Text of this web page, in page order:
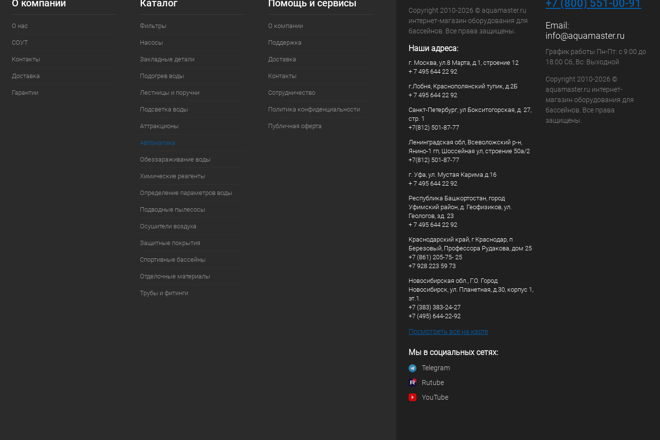
О компании
О нас
СОУТ
Контакты
Доставка
Гарантии
Каталог
Фильтры
Насосы
Закладные детали
Подогрев воды
Лестницы и поручни
Подсветка воды
Аттракционы
Автоматика
Обеззараживание воды
Химические реагенты
Определение параметров воды
Подводные пылесосы
Осушители воздуха
Защитные покрытия
Спортивные бассейны
Отделочные материалы
Трубы и фитинги
Помощь и сервисы
О компании
Поддержка
Доставка
Контакты
Сотрудничество
Политика конфиденциальности
Публичная оферта
Copyright 2010-2026 © aquamaster.ru
интернет-магазин оборудования для
бассейнов. Все права защищены.
Наши адреса:
г. Москва, ул.8 Марта, д.1, строение 12
+ 7 495 644 22 92
г.Лобня, Краснополянский тупик, д.2Б
+ 7 495 644 22 92
Санкт-Петербург, ул Бокситогорская, д. 27,
стр. 1
+7(812) 501-87-77
Ленинградская обл, Всеволожский р-н,
Янино-1 гп, Шоссейная ул, строение 50а/2
+7(812) 501-87-77
г. Уфа, ул. Мустая Карима д.16
+ 7 495 644 22 92
Республика Башкортостан, город
Уфимский район, д. Геофизиков, ул.
Геологов, зд. 23
+ 7 495 644 22 92
Краснодарский край, г Краснодар, п
Березовый, Профессора Рудакова, дом 25
+7 (861) 205-75- 25
+7 928 223 59 73
Новосибирская обл., Г.О. Город
Новосибирск, ул. Планетная, д.30, корпус 1,
эт.1.
+7 (383) 383-24-27
+7 (495) 644-22-92
Посмотреть все на карте
Мы в социальных сетях:
Telegram
Rutube
YouTube
+7 (800) 551-00-91
Email:
info@aquamaster.ru
График работы Пн-Пт: с 9:00 до
18:00 Сб, Вс: Выходной
Copyright 2010-2026 ©
aquamaster.ru интернет-
магазин оборудования для
бассейнов. Все права
защищены.